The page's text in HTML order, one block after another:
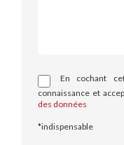
En cochant
connaissance et
des données
*indispensable